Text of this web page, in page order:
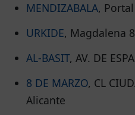
MENDIZABALA,
URKIDE, Magdalena
AL-BASIT, AV. DE
8 DE MARZO, CL
Alicante